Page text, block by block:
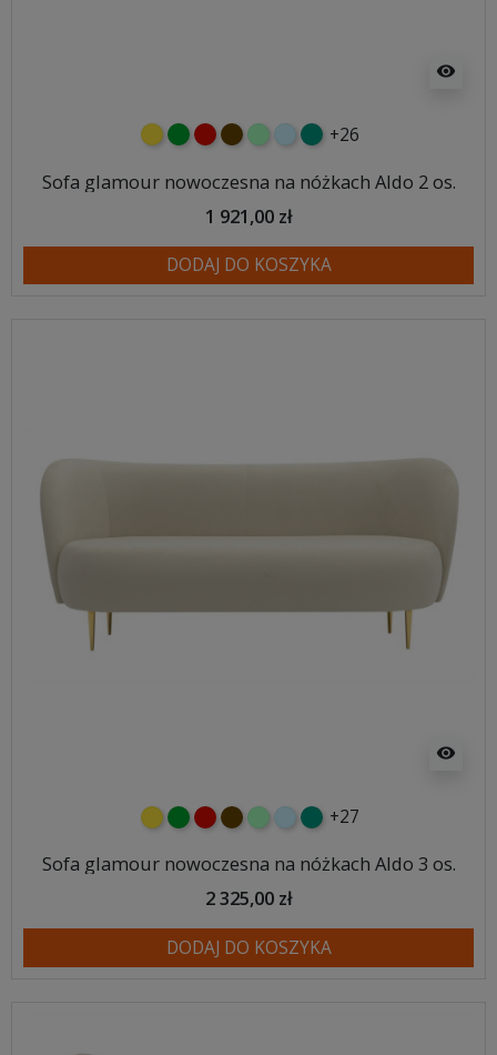
visibility
żółtyzielonyczerwony
czekoladowy
miętowybłękitny
turkusowy
+26
Sofa glamour nowoczesna na nóżkach Aldo 2 os.
1 921,00 zł
DODAJ DO KOSZYKA
visibility
żółtyzielonyczerwony
czekoladowy
miętowybłękitny
turkusowy
+27
Sofa glamour nowoczesna na nóżkach Aldo 3 os.
2 325,00 zł
DODAJ DO KOSZYKA